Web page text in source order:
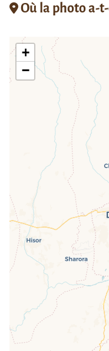
Où la photo a-
If you
loaded
+
−